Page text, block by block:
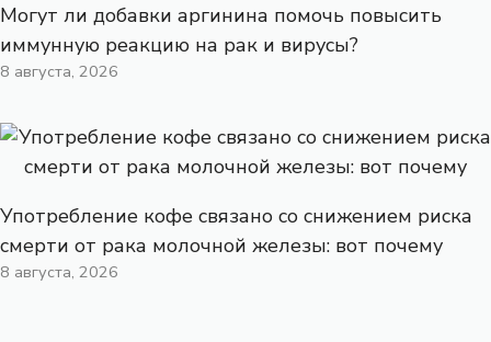
Могут ли добавки аргинина помочь повысить
иммунную реакцию на рак и вирусы?
8 августа, 2026
Употребление кофе связано со снижением риска
смерти от рака молочной железы: вот почему
8 августа, 2026